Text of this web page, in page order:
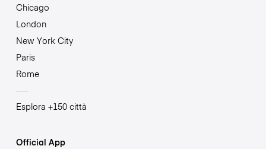
Chicago
London
New York City
Paris
Rome
Esplora +150 città
Official App